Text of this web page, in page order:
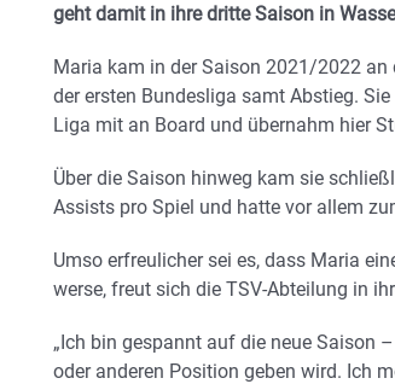
geht damit in ihre dritte Saison in
Maria kam in der Saison 2021/2022
der ersten Bundesliga samt Abstieg.
Liga mit an Board und übernahm hier
Über die Saison hinweg kam sie
Assists pro Spiel und hatte vor allem
Umso erfreulicher sei es, dass Maria
werse, freut sich die TSV-Abteilung in
„Ich bin gespannt auf die neue Saison
oder anderen Position geben wird. Ich